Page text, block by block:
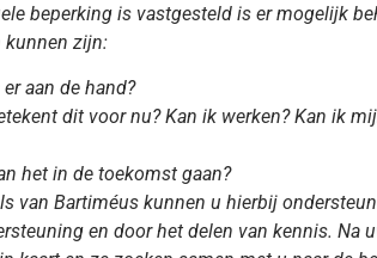
beperking is vastgesteld is er mogelijk
kunnen zijn:
aan de hand?
dit voor nu? Kan ik werken? Kan ik
het in de toekomst gaan?
van Bartiméus kunnen u hierbij
en door het delen van kennis. Na